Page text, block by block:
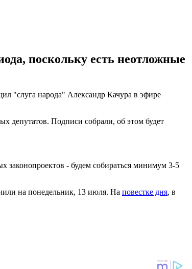
поскольку есть неотложные
"слуга народа" Александр Качура в эфире
депутатов. Подписи собрали, об этом будет
законопроектов - будем собираться минимум 3-5
на понедельник, 13 июля. На повестке дня, в